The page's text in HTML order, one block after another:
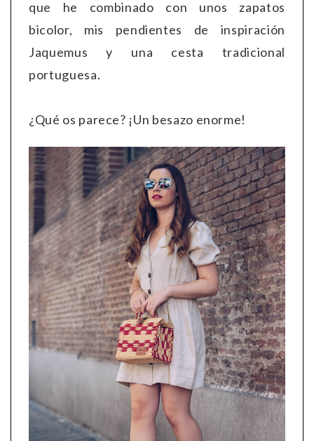
que he combinado con unos zapatos
bicolor, mis pendientes de inspiración
Jaquemus y una cesta tradicional
portuguesa.
¿Qué os parece? ¡Un besazo enorme!